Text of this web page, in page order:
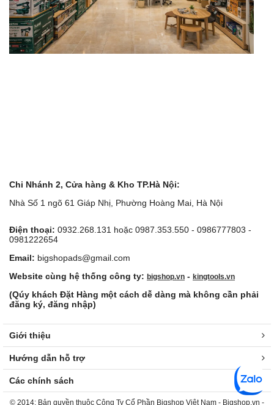
Chi Nhánh 2, Cửa hàng & Kho TP.Hà Nội:
Nhà Số 1 ngõ 61 Giáp Nhị, Phường Hoàng Mai, Hà Nội
Điện thoại: 0932.268.131 hoặc 0987.353.550 - 0986777803 -
0981222654
Email: bigshopads@gmail.com
Website cùng hệ thống công ty: bigshop.vn - kingtools.vn
(Qúy khách Đặt Hàng một cách dễ dàng mà không cần phải
đăng ký, đăng nhập)
Giới thiệu
Hướng dẫn hỗ trợ
Các chính sách
© 2014: Bản quyền thuộc Công Ty Cổ Phần Bigshop Việt Nam - Bigshop.vn -